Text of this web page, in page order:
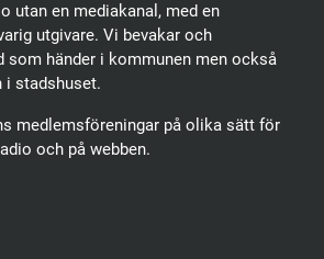
utan en mediakanal, med en
utgivare. Vi bevakar och
som händer i kommunen men också
i stadshuset.
medlemsföreningar på olika sätt för
och på webben.